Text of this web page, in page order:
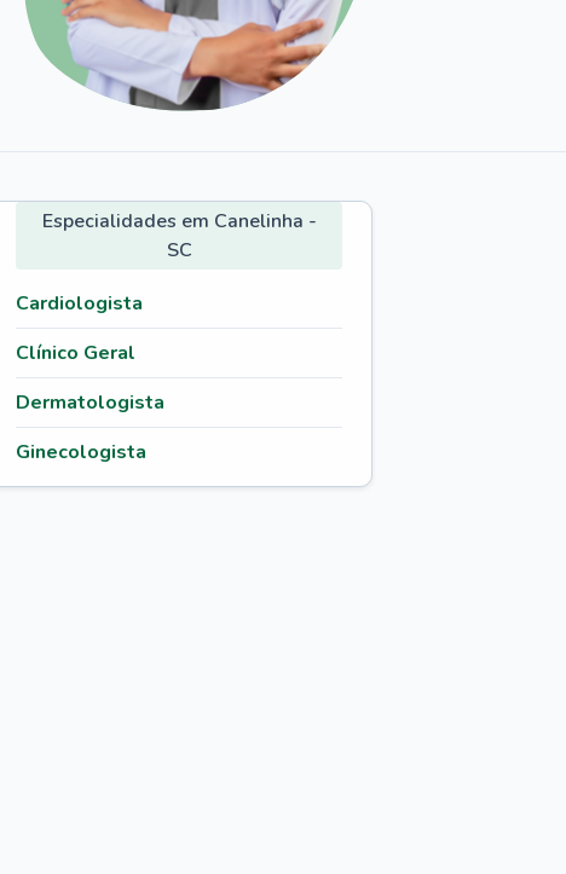
Especialidades em Canelinha -
SC
Cardiologista
Clínico Geral
Dermatologista
Ginecologista